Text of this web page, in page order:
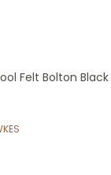
Felt Bolton Black